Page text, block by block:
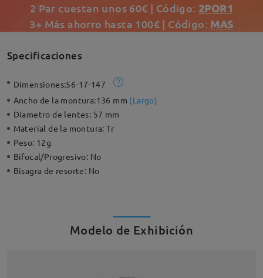
2 Par cuestan unos 60€ | Código: 2POR1
3+ Más ahorro hasta 100€ | Código: MAS
Specificaciones
Dimensiones:56-17-147
Ancho de la montura:136 mm (Largo)
Diametro de lentes: 57 mm
Material de la montura:Tr
Peso: 12g
Bifocal/Progresivo: No
Bisagra de resorte: No
Modelo de Exhibición